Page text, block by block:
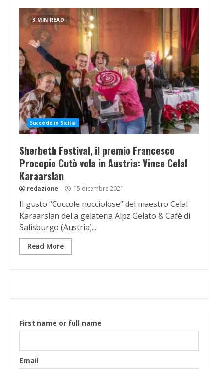
3 MIN READ
Succede in Sicilia
Sherbeth Festival, il premio Francesco
Procopio Cutò vola in Austria: Vince Celal
Karaarslan
redazione 15 dicembre 2021
Il gusto “Coccole nocciolose” del maestro Celal
Karaarslan della gelateria Alpz Gelato & Cafè di
Salisburgo (Austria)...
Read More
First name or full name
Email